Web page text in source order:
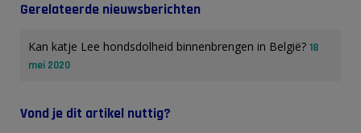
Gerelateerde nieuwsberichten
Kan katje Lee hondsdolheid binnenbrengen in België? 18
mei 2020
Vond je dit artikel nuttig?